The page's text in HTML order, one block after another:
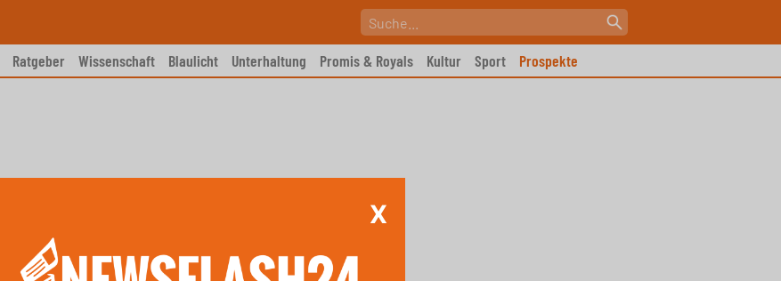
Ratgeber Wissenschaft Blaulicht Unterhaltung Promis & Royals Kultur Sport Prospekte
X